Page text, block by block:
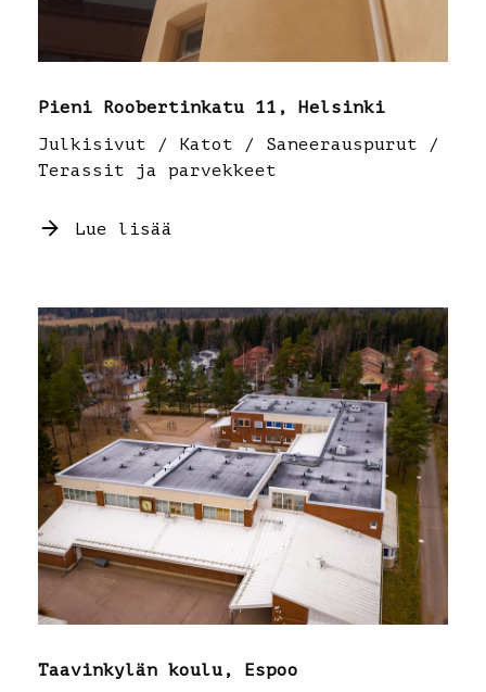
Pieni Roobertinkatu 11, Helsinki
Julkisivut / Katot / Saneerauspurut /
Terassit ja parvekkeet
Lue lisää
Taavinkylän koulu, Espoo